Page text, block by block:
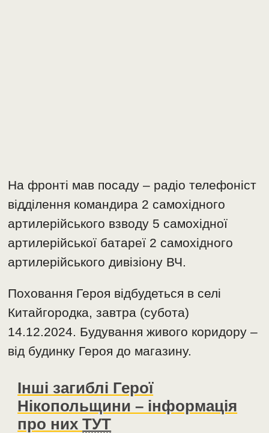
На фронті мав посаду – радіо телефоніст
відділення командира 2 самохідного
артилерійського взводу 5 самохідної
артилерійської батареї 2 самохідного
артилерійського дивізіону ВЧ.
Поховання Героя відбудеться в селі
Китайгородка, завтра (субота)
14.12.2024. Будування живого коридору –
від будинку Героя до магазину.
Інші загиблі Герої
Нікопольщини – інформація
про нихТУТ